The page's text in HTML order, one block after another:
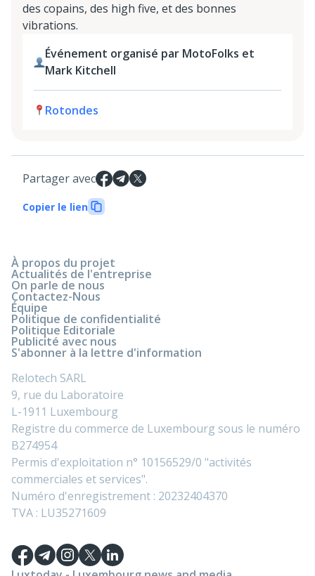
des copains, des high five, et des bonnes
vibrations.
Événement organisé par MotoFolks et
Mark Kitchell
Rotondes
Partager avec
Copier le lien
À propos du projet
Actualités de l'entreprise
On parle de nous
Contactez-Nous
Équipe
Politique de confidentialité
Politique Editoriale
Publicité avec nous
S'abonner à la lettre d'information
Relotech SARL
9, rue du Laboratoire
L-1911 Luxembourg
Registre du commerce de Luxembourg sous le numéro
B274954
Permis d'exploitation n° 10156529/0 "activités
commerciales et services".
Numéro d'enregistrement : 20232404370
TVA : LU35271609